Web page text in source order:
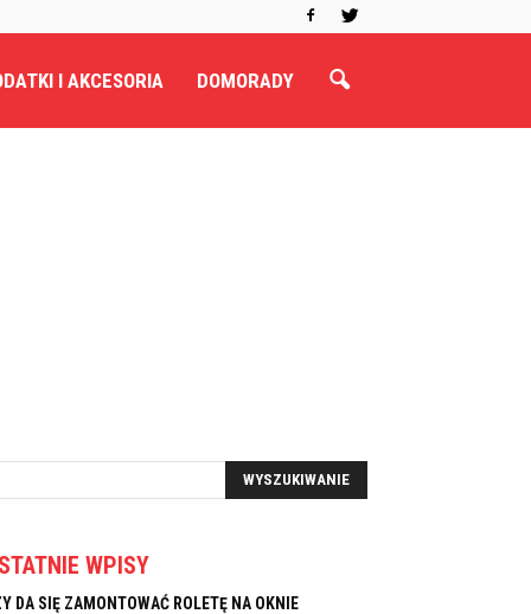
I AKCESORIA DOMORADY
WPISY
DA SIĘ ZAMONTOWAĆ ROLETĘ NA OKNIE